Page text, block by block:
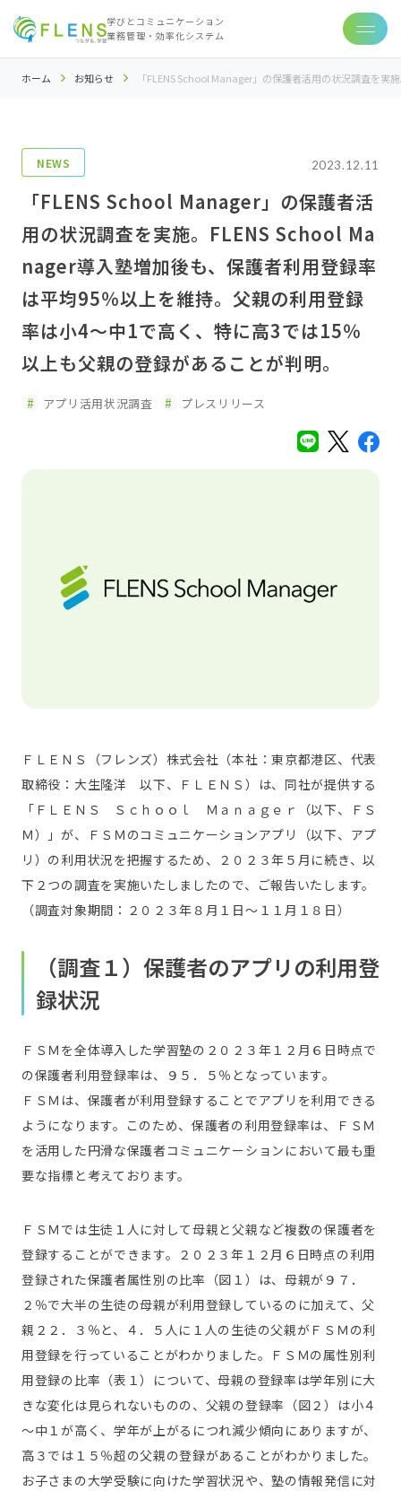
学びとコミュニケーション
業務管理・効率化システム
ホーム お知らせ 「FLENS School Manager」の保護者活用の状況調査を
NEWS 2023.12.11
「FLENS School Manager」の保護者活
用の状況調査を実施。FLENS School Ma
nager導入塾増加後も、保護者利用登録率
は平均95％以上を維持。父親の利用登録
率は小4～中1で高く、特に高3では15％
以上も父親の登録があることが判明。
アプリ活用状況調査 プレスリリース
ＦＬＥＮＳ（フレンズ）株式会社（本社：東京都港区、代表
取締役：大生隆洋 以下、ＦＬＥＮＳ）は、同社が提供する
「ＦＬＥＮＳ Ｓｃｈｏｏｌ Ｍａｎａｇｅｒ（以下、ＦＳ
Ｍ）」が、ＦＳＭのコミュニケーションアプリ（以下、アプ
リ）の利用状況を把握するため、２０２３年５月に続き、以
下２つの調査を実施いたしましたので、ご報告いたします。
（調査対象期間：２０２３年８月１日～１１月１８日）
（調査１）保護者のアプリの利用登
録状況
ＦＳＭを全体導入した学習塾の２０２３年１２月６日時点で
の保護者利用登録率は、９５．５％となっています。
ＦＳＭは、保護者が利用登録することでアプリを利用できる
ようになります。このため、保護者の利用登録率は、ＦＳＭ
を活用した円滑な保護者コミュニケーションにおいて最も重
要な指標と考えております。
ＦＳＭでは生徒１人に対して母親と父親など複数の保護者を
登録することができます。２０２３年１２月６日時点の利用
登録された保護者属性別の比率（図１）は、母親が９７．
２％で大半の生徒の母親が利用登録しているのに加えて、父
親２２．３％と、４．５人に１人の生徒の父親がＦＳＭの利
用登録を行っていることがわかりました。ＦＳＭの属性別利
用登録の比率（表１）について、母親の登録率は学年別に大
きな変化は見られないものの、父親の登録率（図２）は小４
～中１が高く、学年が上がるにつれ減少傾向にありますが、
高３では１５％超の父親の登録があることがわかりました。
お子さまの大学受験に向けた学習状況や、塾の情報発信に対